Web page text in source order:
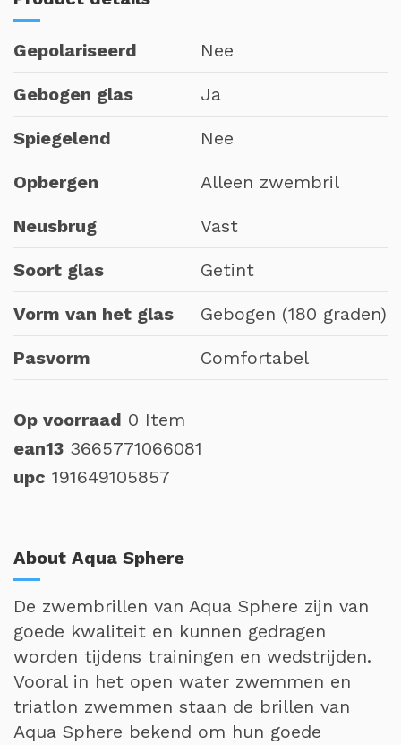
Gepolariseerd Nee
Gebogen glas Ja
Spiegelend Nee
Opbergen Alleen zwembril
Neusbrug Vast
Soort glas Getint
Vorm van het glas Gebogen (180 graden)
Pasvorm Comfortabel
Op voorraad 0 Item
ean13 3665771066081
upc 191649105857
About Aqua Sphere
De zwembrillen van Aqua Sphere zijn van
goede kwaliteit en kunnen gedragen
worden tijdens trainingen en wedstrijden.
Vooral in het open water zwemmen en
triatlon zwemmen staan de brillen van
Aqua Sphere bekend om hun goede